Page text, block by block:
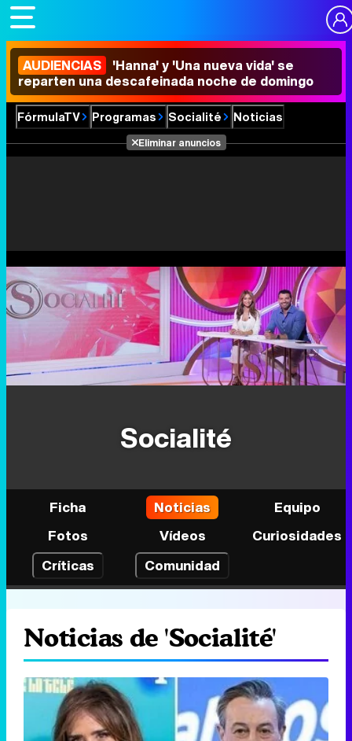
AUDIENCIAS 'Hanna' y 'Una nueva vida' se
reparten una descafeinada noche de domingo
FórmulaTV Programas Socialité Noticias
Eliminar anuncios
Socialité
Ficha Noticias
Equipo
Fotos
Vídeos
Curiosidades
Críticas
Comunidad
Noticias de 'Socialité'